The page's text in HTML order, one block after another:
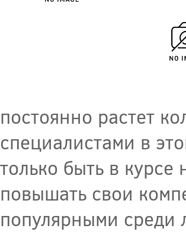
постоянно растет
специалистами в
только быть в
повышать свои
популярными среди